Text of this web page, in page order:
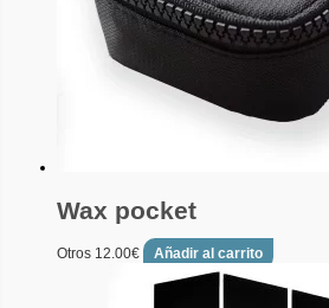
Wax pocket
Otros 12.00€ Añadir al carrito